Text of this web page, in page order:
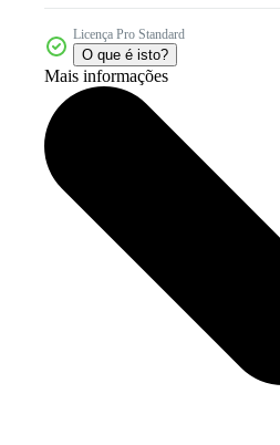
Licença Pro Standard
O que é isto?
Mais informações